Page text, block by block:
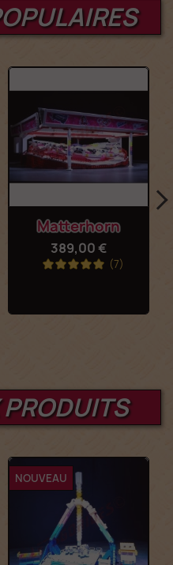
Matterhorn
389,00 €
(7)
NOUVEAU